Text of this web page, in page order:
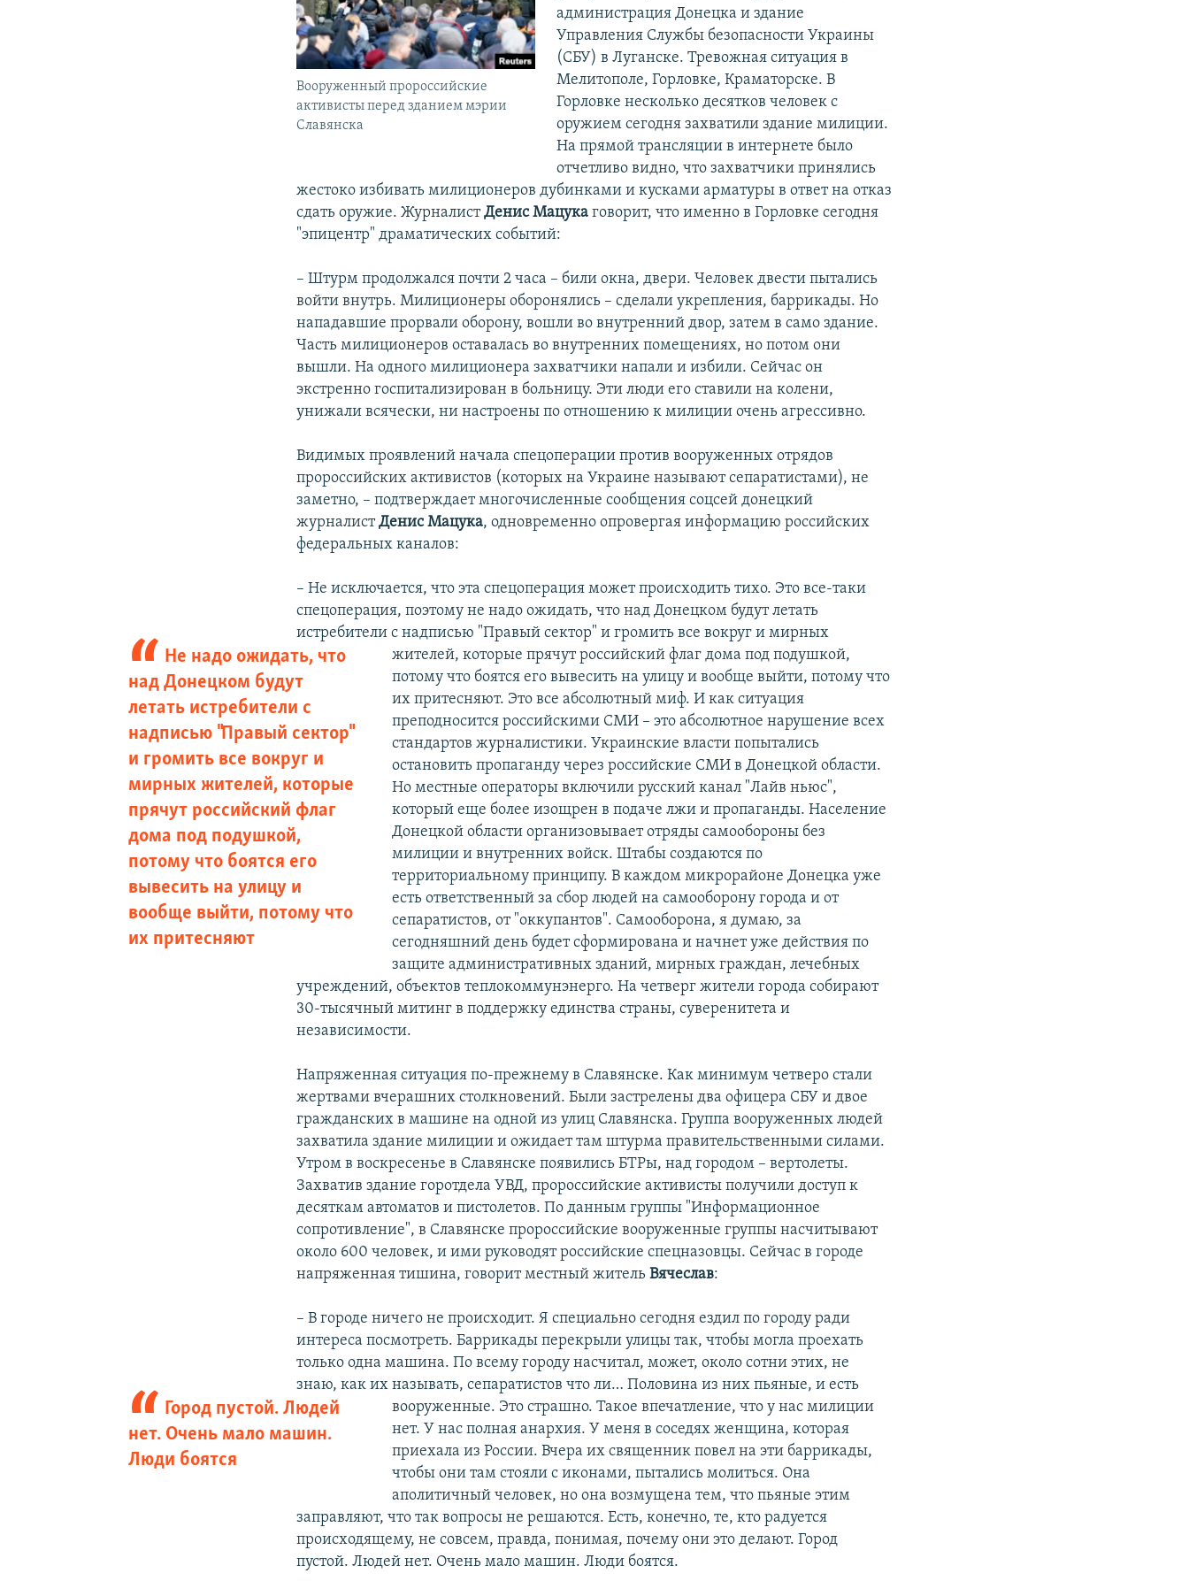
Вооруженный пророссийские
активисты перед зданием мэрии
Славянска
администрация Донецка и здание
Управления Службы безопасности Украины
(СБУ) в Луганске. Тревожная ситуация в
Мелитополе, Горловке, Краматорске. В
Горловке несколько десятков человек с
оружием сегодня захватили здание милиции.
На прямой трансляции в интернете было
отчетливо видно, что захватчики принялись
жестоко избивать милиционеров дубинками и кусками арматуры в ответ на отказ
сдать оружие. ЖурналистДенис Мацука говорит, что именно в Горловке сегодня
"эпицентр" драматических событий:
– Штурм продолжался почти 2 часа – били окна, двери. Человек двести пытались
войти внутрь. Милиционеры оборонялись – сделали укрепления, баррикады. Но
нападавшие прорвали оборону, вошли во внутренний двор, затем в само здание.
Часть милиционеров оставалась во внутренних помещениях, но потом они
вышли. На одного милиционера захватчики напали и избили. Сейчас он
экстренно госпитализирован в больницу. Эти люди его ставили на колени,
унижали всячески, ни настроены по отношению к милиции очень агрессивно.
Видимых проявлений начала спецоперации против вооруженных отрядов
пророссийских активистов (которых на Украине называют сепаратистами), не
заметно, – подтверждает многочисленные сообщения соцсей донецкий
журналистДенис Мацука, одновременно опровергая информацию российских
федеральных каналов:
– Не исключается, что эта спецоперация может происходить тихо. Это все-таки
спецоперация, поэтому не надо ожидать, что над Донецком будут летать
истребители с надписью "Правый сектор" и громить все вокруг и мирных
жителей, которые прячут
Не надо ожидать, что
над Донецком будут
летать истребители с
надписью "Правый сектор"
и громить все вокруг и
мирных жителей, которые
прячут российский флаг
дома под подушкой,
потому что боятся его
вывесить на улицу и
вообще выйти, потому что
их притесняют
российский флаг дома под подушкой,
потому что боятся его вывесить на улицу и вообще выйти, потому что
их притесняют. Это все абсолютный миф. И как ситуация
преподносится российскими СМИ – это абсолютное нарушение всех
стандартов журналистики. Украинские власти попытались
остановить пропаганду через российские СМИ в Донецкой области.
Но местные операторы включили русский канал "Лайв ньюс",
который еще более изощрен в подаче лжи и пропаганды. Население
Донецкой области организовывает отряды самообороны без
милиции и внутренних войск. Штабы создаются по
территориальному принципу. В каждом микрорайоне Донецка уже
есть ответственный за сбор людей на самооборону города и от
сепаратистов, от "оккупантов". Самооборона, я думаю, за
сегодняшний день будет сформирована и начнет уже действия по
защите административных зданий, мирных граждан, лечебных
учреждений, объектов теплокоммунэнерго. На четверг жители города собирают
30-тысячный митинг в поддержку единства страны, суверенитета и
независимости.
Напряженная ситуация по-прежнему в Славянске. Как минимум четверо стали
жертвами вчерашних столкновений. Были застрелены два офицера СБУ и двое
гражданских в машине на одной из улиц Славянска. Группа вооруженных людей
захватила здание милиции и ожидает там штурма правительственными силами.
Утром в воскресенье в Славянске появились БТРы, над городом – вертолеты.
Захватив здание горотдела УВД, пророссийские активисты получили доступ к
десяткам автоматов и пистолетов. По данным группы "Информационное
сопротивление", в Славянске пророссийские вооруженные группы насчитывают
около 600 человек, и ими руководят российские спецназовцы. Сейчас в городе
напряженная тишина, говорит местный жительВячеслав:
– В городе ничего не происходит. Я специально сегодня ездил по городу ради
интереса посмотреть. Баррикады перекрыли улицы так, чтобы могла проехать
только одна машина. По всему городу насчитал, может, около сотни этих, не
знаю, как их называть, сепаратистов что ли… Половина из них пьяные, и есть
вооруженные. Это страшно. Такое
Город пустой. Людей
нет. Очень мало машин.
Люди боятся
впечатление, что у нас милиции
нет. У нас полная анархия. У меня в соседях женщина, которая
приехала из России. Вчера их священник повел на эти баррикады,
чтобы они там стояли с иконами, пытались молиться. Она
аполитичный человек, но она возмущена тем, что пьяные этим
заправляют, что так вопросы не решаются. Есть, конечно, те, кто радуется
происходящему, не совсем, правда, понимая, почему они это делают. Город
пустой. Людей нет. Очень мало машин. Люди боятся.